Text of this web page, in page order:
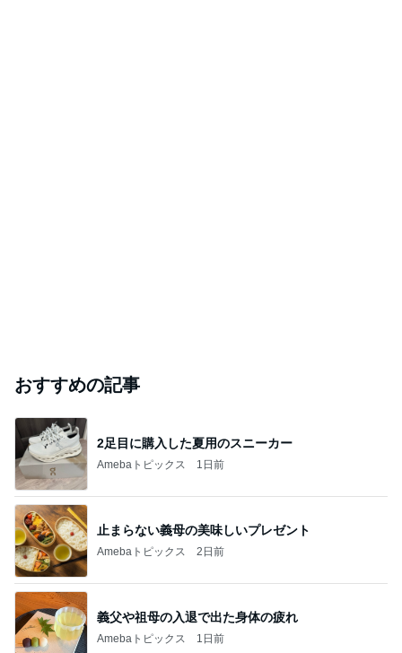
おすすめの記事
2足目に購入した夏用のスニーカー
Amebaトピックス 1日前
止まらない義母の美味しいプレゼント
Amebaトピックス 2日前
義父や祖母の入退で出た身体の疲れ
Amebaトピックス 1日前